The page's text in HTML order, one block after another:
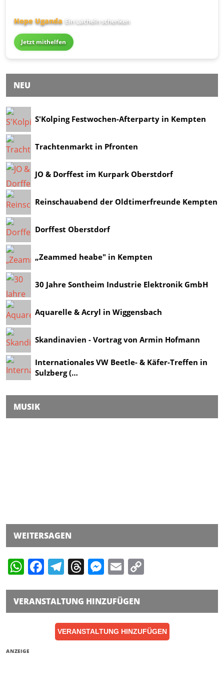
Hope Uganda Ein Lächeln schenken
Jetzt mithelfen
NEU
S'Kolping Festwochen-Afterparty in Kempten
Trachtenmarkt in Pfronten
JO & Dorffest im Kurpark Oberstdorf
Reinschauabend der Oldtimerfreunde Kempten
Dorffest Oberstdorf
„Zeammed heabe" in Kempten
30 Jahre Sontheim Industrie Elektronik GmbH
Aquarelle & Acryl in Wiggensbach
Skandinavien - Vortrag von Armin Hofmann
Internationales VW Beetle- & Käfer-Treffen in
Sulzberg (…
MUSIK
WEITERSAGEN
WhatsApp
Facebook
Telegram
Threads
Messenger
Email
VERANSTALTUNG HINZUFÜGEN
VERANSTALTUNG HINZUFÜGEN
ANZEIGE